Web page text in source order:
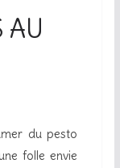
AU
du pesto
folle envie